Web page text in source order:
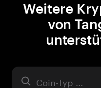
Weitere
von
Asset